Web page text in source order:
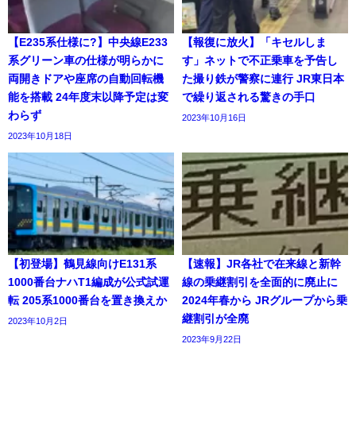
【E235系仕様に?】中央線E233
系グリーン車の仕様が明らかに
両開きドアや座席の自動回転機
能を搭載 24年度末以降予定は変
わらず
2023年10月18日
【報復に放火】「キセルしま
す」ネットで不正乗車を予告し
た撮り鉄が警察に連行 JR東日本
で繰り返される驚きの手口
2023年10月16日
【初登場】鶴見線向けE131系
1000番台ナハT1編成が公式試運
転 205系1000番台を置き換えか
2023年10月2日
【速報】JR各社で在来線と新幹
線の乗継割引を全面的に廃止に
2024年春から JRグループから乗
継割引が全廃
2023年9月22日